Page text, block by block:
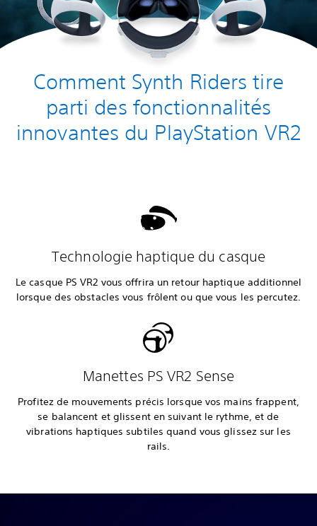
Comment Synth Riders tire
parti des fonctionnalités
innovantes du PlayStation VR2
Technologie haptique du casque
Le casque PS VR2 vous offrira un retour haptique additionnel
lorsque des obstacles vous frôlent ou que vous les percutez.
Manettes PS VR2 Sense
Profitez de mouvements précis lorsque vos mains frappent,
se balancent et glissent en suivant le rythme, et de
vibrations haptiques subtiles quand vous glissez sur les
rails.